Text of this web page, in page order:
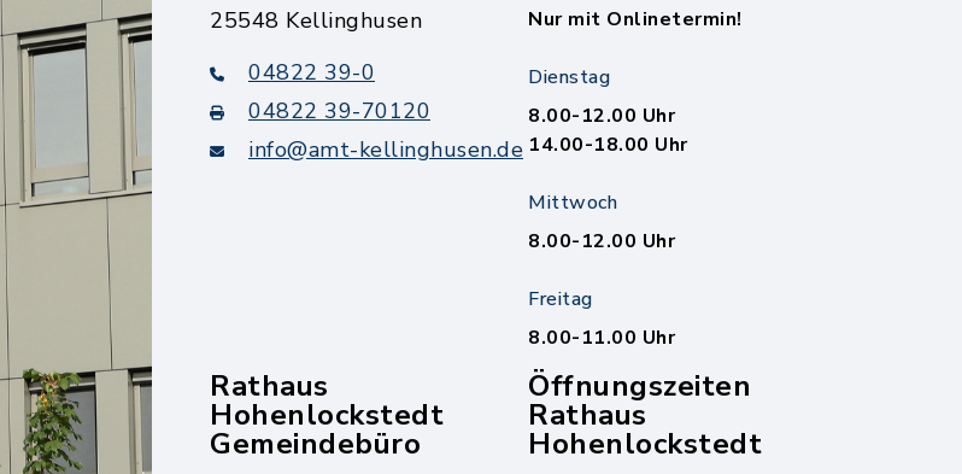
25548 Kellinghusen
04822 39-0
04822 39-70120
info@amt-kellinghusen.de
Nur mit Onlinetermin!
Dienstag
8.00-12.00 Uhr
14.00-18.00 Uhr
Mittwoch
8.00-12.00 Uhr
Freitag
8.00-11.00 Uhr
Rathaus
Hohenlockstedt
Gemeindebüro
Öffnungszeiten
Rathaus
Hohenlockstedt